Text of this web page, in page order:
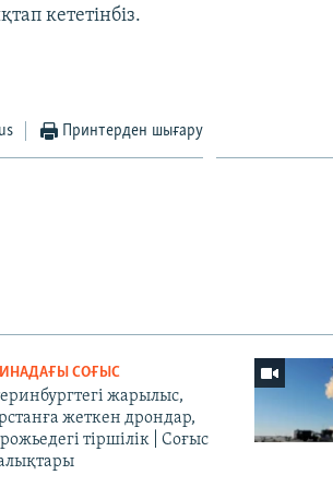
кететінбіз.
Принтерден шығару
СОҒЫС
жарылыс,
жеткен дрондар,
тіршілік | Cоғыс